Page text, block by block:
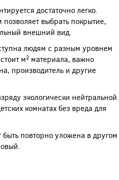
достаточно легко.
выбрать покрытие,
внешний вид.
людям с разным уровнем
м2 материала, важно
производитель и другие
экологически нейтральной.
комнатах без вреда для
повторно уложена в другом